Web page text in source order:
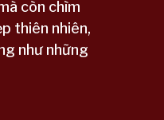
còn chìm
thiên nhiên,
như những